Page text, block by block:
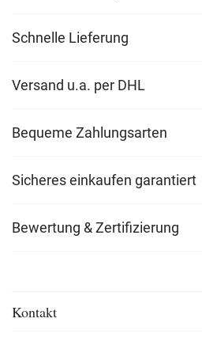
Schnelle Lieferung
Versand u.a. per DHL
Bequeme Zahlungsarten
Sicheres einkaufen garantiert
Bewertung & Zertifizierung
Kontakt